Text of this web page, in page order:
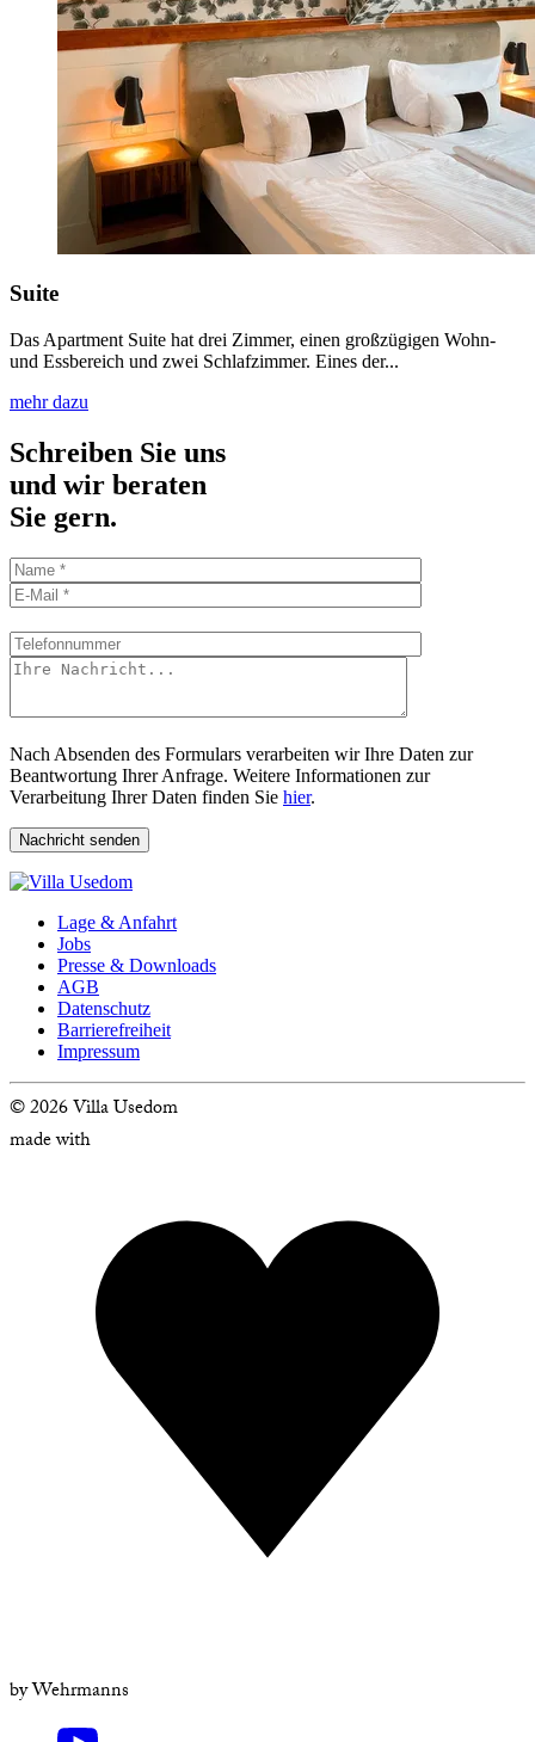
Suite
Das Apartment Suite hat drei Zimmer, einen großzügigen Wohn-
und Essbereich und zwei Schlafzimmer. Eines der...
mehr dazu
Schreiben Sie uns
und wir beraten
Sie gern.
lasse
dieses
lasse
dieses
Feld
Nach Absenden des Formulars verarbeiten wir Ihre Daten zur
Beantwortung Ihrer Anfrage. Weitere Informationen zur
Verarbeitung Ihrer Daten finden Sie hier.
Lage & Anfahrt
Jobs
Presse & Downloads
AGB
Datenschutz
Barrierefreiheit
Impressum
©2026 Villa Usedom
made with
byWehrmanns